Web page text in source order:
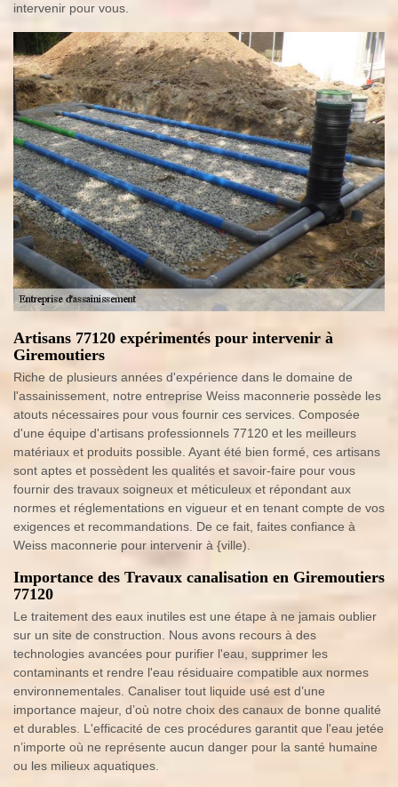
intervenir pour vous.
Artisans 77120 expérimentés pour intervenir à
Giremoutiers
Riche de plusieurs années d'expérience dans le domaine de
l'assainissement, notre entreprise Weiss maconnerie possède les
atouts nécessaires pour vous fournir ces services. Composée
d'une équipe d'artisans professionnels 77120 et les meilleurs
matériaux et produits possible. Ayant été bien formé, ces artisans
sont aptes et possèdent les qualités et savoir-faire pour vous
fournir des travaux soigneux et méticuleux et répondant aux
normes et réglementations en vigueur et en tenant compte de vos
exigences et recommandations. De ce fait, faites confiance à
Weiss maconnerie pour intervenir à {ville).
Importance des Travaux canalisation en Giremoutiers
77120
Le traitement des eaux inutiles est une étape à ne jamais oublier
sur un site de construction. Nous avons recours à des
technologies avancées pour purifier l'eau, supprimer les
contaminants et rendre l'eau résiduaire compatible aux normes
environnementales. Canaliser tout liquide usé est d’une
importance majeur, d’où notre choix des canaux de bonne qualité
et durables. L'efficacité de ces procédures garantit que l'eau jetée
n’importe où ne représente aucun danger pour la santé humaine
ou les milieux aquatiques.